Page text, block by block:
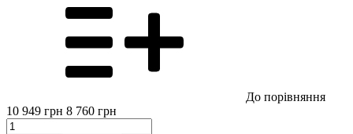
До порівняння
10 949 грн 8 760 грн